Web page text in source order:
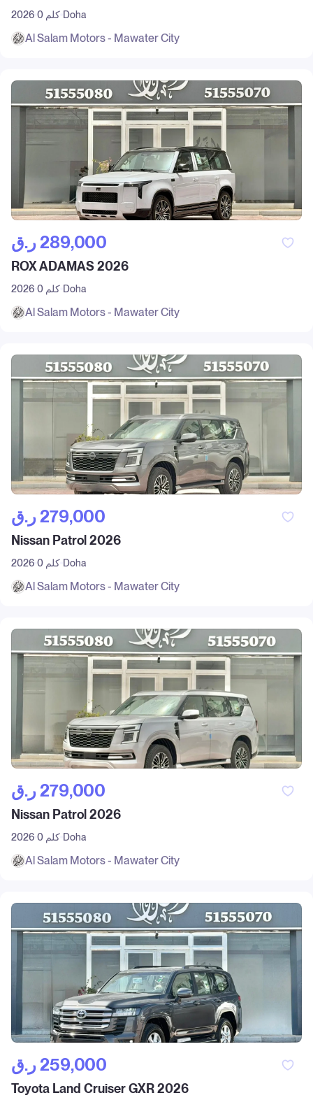
2026 0 كلم Doha
Al Salam Motors - Mawater City
ر.ق‎ 289,000
ROX ADAMAS 2026
2026 0 كلم Doha
Al Salam Motors - Mawater City
ر.ق‎ 279,000
Nissan Patrol 2026
2026 0 كلم Doha
Al Salam Motors - Mawater City
ر.ق‎ 279,000
Nissan Patrol 2026
2026 0 كلم Doha
Al Salam Motors - Mawater City
ر.ق‎ 259,000
Toyota Land Cruiser GXR 2026